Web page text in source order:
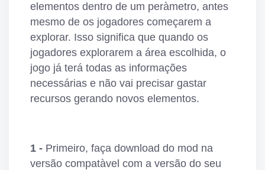
elementos dentro de um perà­metro, antes
mesmo de os jogadores começarem a
explorar. Isso significa que quando os
jogadores explorarem a área escolhida, o
jogo já terá todas as informações
necessárias e não vai precisar gastar
recursos gerando novos elementos.
1 - Primeiro, faça download do mod na
versão compatà­vel com a versão do seu